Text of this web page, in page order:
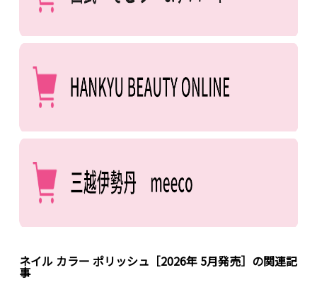
ネイル カラー ポリッシュ［2026年 5月発売］の関連記
事